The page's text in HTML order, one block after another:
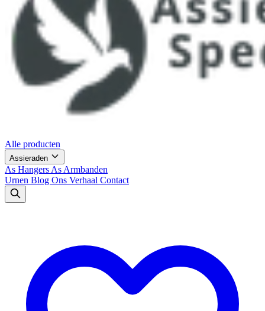
Alle producten
Assieraden
As Hangers As Armbanden
Urnen Blog Ons Verhaal Contact